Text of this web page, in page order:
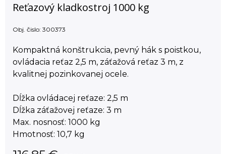
Reťazový kladkostroj 1000 kg
Obj. čislo: 300373
Kompaktná konštrukcia, pevný hák s poistkou,
ovládacia reťaz 2,5 m, záťažová reťaz 3 m, z
kvalitnej pozinkovanej ocele.
Dĺžka ovládacej reťaze: 2,5 m
Dĺžka záťažovej reťaze: 3 m
Max. nosnosť: 1000 kg
Hmotnosť: 10,7 kg